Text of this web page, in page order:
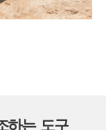
하는 도구